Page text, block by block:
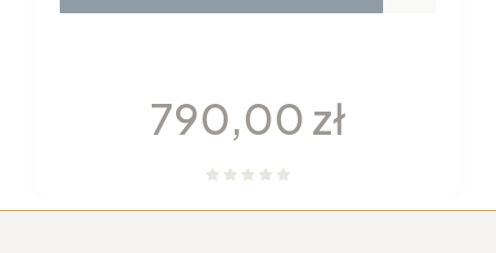
Cena
790,00 zł